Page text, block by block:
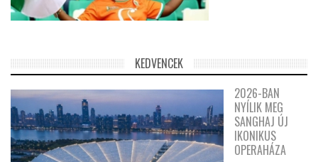
KEDVENCEK
2026-BAN
NYÍLIK MEG
SANGHAJ ÚJ
IKONIKUS
OPERAHÁZA